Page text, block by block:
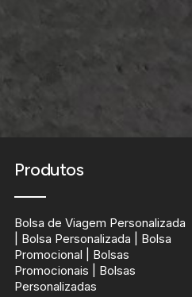
Produtos
Bolsa de Viagem Personalizada
| Bolsa Personalizada | Bolsa
Promocional | Bolsas
Promocionais | Bolsas
Personalizadas